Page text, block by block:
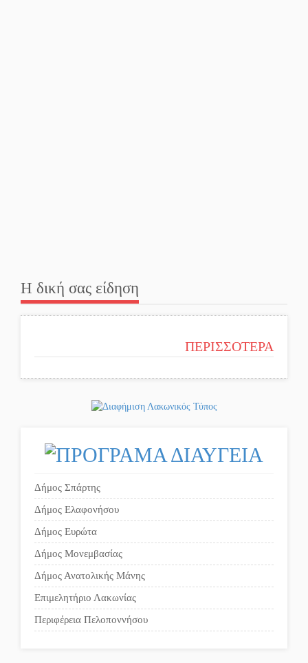
Η δική σας είδηση
ΠΕΡΙΣΣΟΤΕΡΑ
Δήμος Σπάρτης
Δήμος Ελαφονήσου
Δήμος Ευρώτα
Δήμος Μονεμβασίας
Δήμος Ανατολικής Μάνης
Επιμελητήριο Λακωνίας
Περιφέρεια Πελοποννήσου